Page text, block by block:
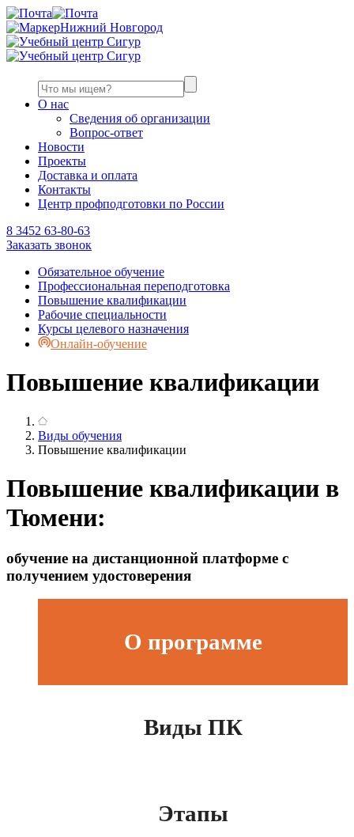
Нижний Новгород
О нас
Сведения об организации
Вопрос-ответ
Новости
Проекты
Доставка и оплата
Контакты
Центр профподготовки по России
8 3452 63-80-63
Заказать звонок
Обязательное обучение
Профессиональная переподготовка
Повышение квалификации
Рабочие специальности
Курсы целевого назначения
Онлайн-обучение
Повышение квалификации
Виды обучения
Повышение квалификации
Повышение квалификации в
Тюмени:
обучение на дистанционной платформе с
получением удостоверения
О программе
Виды ПК
Этапы